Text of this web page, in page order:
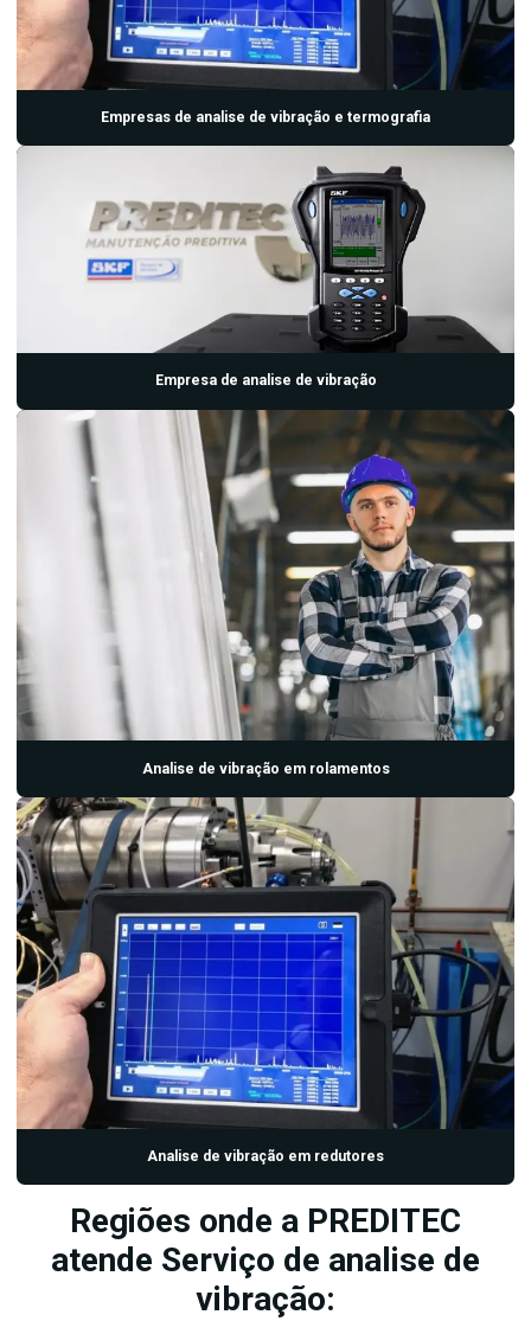
Empresas de manutenção preditiva
Inspeção preditiva
Inspeção termográfica em painéis elétricos
Laboratorio de analise de oleo isolante
Laboratorio de analise de oleo lubrificante
Manutenção industrial preditiva
Manutenção preditiva industrial
Manutenção preditiva ultrassom
Medição e análise de vibrações
Serviço de analise de vibração
Serviço de balanceamento dinamico
Serviço de manutenção preditiva
Termográfia elétrica preço
Termografia industrial
Termografia industrial preço
Ultrassom manutenção
Ultrassom manutenção preditiva
Empresas de analise de vibração e termografia
Empresa de analise de vibração
Analise de vibração em rolamentos
Analise de vibração em redutores
Regiões onde a PREDITEC
atende Serviço de analise de
vibração: